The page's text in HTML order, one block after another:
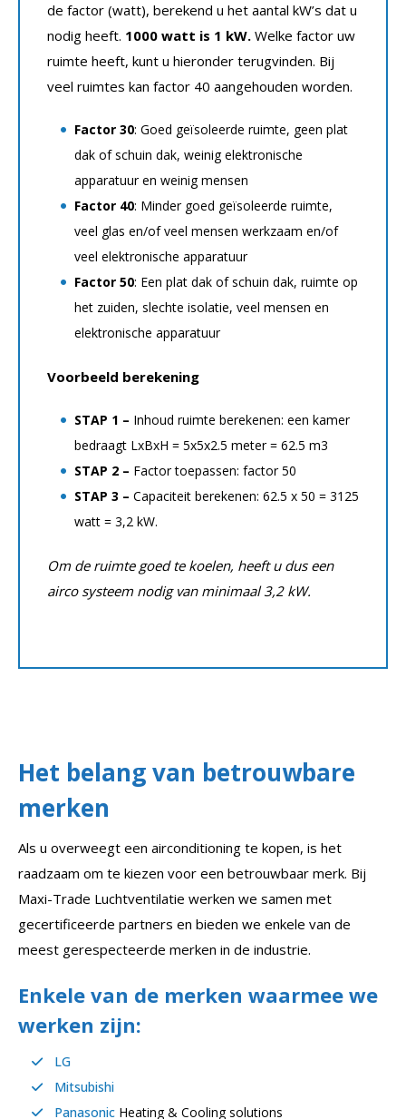
de factor (watt), berekend u het aantal kW’s dat u
nodig heeft. 1000 watt is 1 kW. Welke factor uw
ruimte heeft, kunt u hieronder terugvinden. Bij
veel ruimtes kan factor 40 aangehouden worden.
Factor 30: Goed geïsoleerde ruimte, geen plat
dak of schuin dak, weinig elektronische
apparatuur en weinig mensen
Factor 40: Minder goed geïsoleerde ruimte,
veel glas en/of veel mensen werkzaam en/of
veel elektronische apparatuur
Factor 50: Een plat dak of schuin dak, ruimte op
het zuiden, slechte isolatie, veel mensen en
elektronische apparatuur
Voorbeeld berekening
STAP 1 – Inhoud ruimte berekenen: een kamer
bedraagt LxBxH = 5x5x2.5 meter = 62.5 m3​
STAP 2 – Factor toepassen: factor 50
STAP 3 – Capaciteit berekenen: 62.5 x 50 = 3125
watt = 3,2 kW.
Om de ruimte goed te koelen, heeft u dus een
airco systeem nodig van minimaal 3,2 kW.
Het belang van betrouwbare
merken
Als u overweegt een airconditioning te kopen, is het
raadzaam om te kiezen voor een betrouwbaar merk. Bij
Maxi-Trade Luchtventilatie werken we samen met
gecertificeerde partners en bieden we enkele van de
meest gerespecteerde merken in de industrie.
Enkele van de merken waarmee we
werken zijn:
LG
Mitsubishi
Panasonic Heating & Cooling solutions